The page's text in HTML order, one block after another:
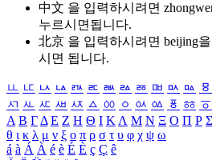
中文 을 입력하시려면
누르시면됩니다.
北京 을 입력하시려면 beijing
시면 됩니다.
ㅥ ㅦ ㅧ ㅨ ㅩ ㅪ ㅫ ㅬ ㅭ ㅮ ㅯ ㅰ ㅱ
ㅺ ㅻ ㅼ ㅽ ㅾ ㅿ ㆀ ㆁ ㆂ ㆃ ㆄ ㆅ ㆆ
Α Β ΓΔ Ε Ζ Η Θ Ι ΚΛ Μ Ν Ξ Ο Π Ρ Σ
θ ι κ λ μ ν ξ ο π ρ σ τ υ φ χ ψ ω
á à Á À é è É È ç Ç ê